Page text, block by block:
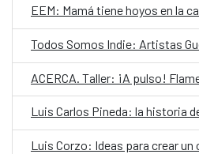
EEM: Mamá tiene hoyos en la
Todos Somos Indie: Artistas
ACERCA. Taller: ¡A pulso!
Luis Carlos Pineda: la historia
Luis Corzo: Ideas para crear un